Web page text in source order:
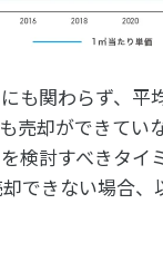
も関わらず、平
売却ができてい
検討すべきタイ
できない場合、